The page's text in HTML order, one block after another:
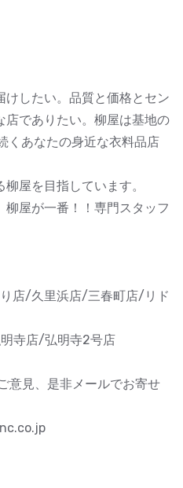
けしたい。品質と価格とセン
店でありたい。柳屋は基地の
くあなたの身近な衣料品店
屋を目指しています。
屋が一番！！専門スタッフ
店/久里浜店/三春町店/リド
寺店/弘明寺2号店
意見、是非メールでお寄せ